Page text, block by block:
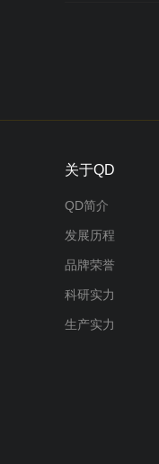
关于QD
QD简介
发展历程
品牌荣誉
科研实力
生产实力